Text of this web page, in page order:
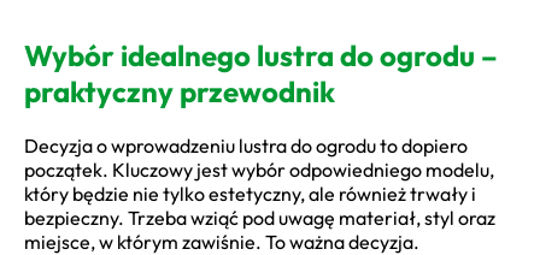
Wybór idealnego lustra do ogrodu –
praktyczny przewodnik
Decyzja o wprowadzeniu lustra do ogrodu to dopiero
początek. Kluczowy jest wybór odpowiedniego modelu,
który będzie nie tylko estetyczny, ale również trwały i
bezpieczny. Trzeba wziąć pod uwagę materiał, styl oraz
miejsce, w którym zawiśnie. To ważna decyzja.